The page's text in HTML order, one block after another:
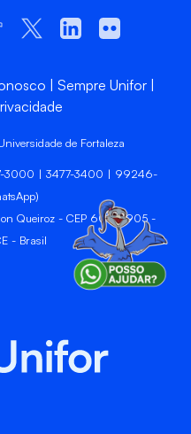
Sempre Unifor
de Fortaleza
3000 | 3477-3400 | 99246-
Queiroz - CEP 60811-905 -
- Brasil